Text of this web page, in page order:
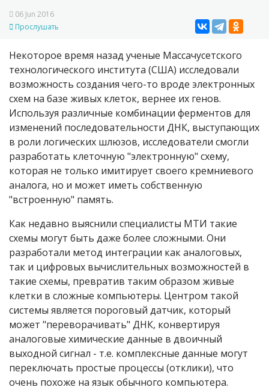
06 Jun 2016
Прослушать
Некоторое время назад ученые Массачусетского
технологического института (США) исследовали
возможность создания чего-то вроде электронных
схем на базе живых клеток, вернее их генов.
Используя различные комбинации ферментов для
изменений последовательности ДНК, выступающих
в роли логических шлюзов, исследователи смогли
разработать клеточную "электронную" схему,
которая не только имитирует своего кремниевого
аналога, но и может иметь собственную
"встроенную" память.
Как недавно выяснили специалисты МТИ такие
схемы могут быть даже более сложными. Они
разработали метод интеграции как аналоговых,
так и цифровых вычислительных возможностей в
такие схемы, превратив таким образом живые
клетки в сложные компьютеры. Центром такой
системы является пороговый датчик, который
может "переворачивать" ДНК, конвертируя
аналоговые химические данные в двоичный
выходной сигнал - т.е. комплексные данные могут
переключать простые процессы (отклики), что
очень похоже на язык обычного компьютера.